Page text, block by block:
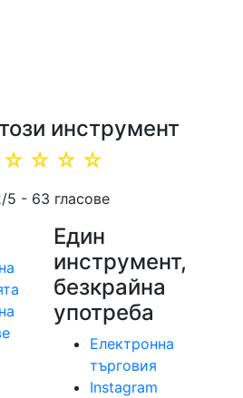
инструмент
☆
☆
☆
☆
/5 - 63 гласове
Един
инструмент,
безкрайна
употреба
Електронна
търговия
Instagram